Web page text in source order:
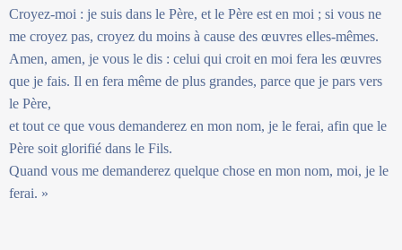
Croyez-moi : je suis dans le Père, et le Père est en moi ; si vous ne
me croyez pas, croyez du moins à cause des œuvres elles-mêmes.
Amen, amen, je vous le dis : celui qui croit en moi fera les œuvres
que je fais. Il en fera même de plus grandes, parce que je pars vers
le Père,
et tout ce que vous demanderez en mon nom, je le ferai, afin que le
Père soit glorifié dans le Fils.
Quand vous me demanderez quelque chose en mon nom, moi, je le
ferai. »